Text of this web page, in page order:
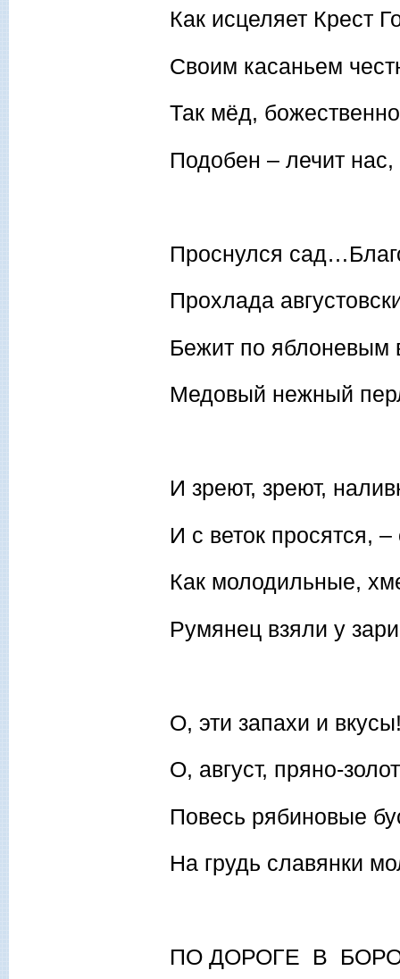
Как исцеляет Крест
Своим касаньем
Так мёд,
Подобен – лечит нас,
Проснулся
Прохлада
Бежит по яблоневым
Медовый нежный
И зреют, зреют,
И с веток просятся, –
Как молодильные,
Румянец взяли у
О, эти запахи и
О, август, пряно-
Повесь рябиновые
На грудь славянки
ПО ДОРОГЕ В